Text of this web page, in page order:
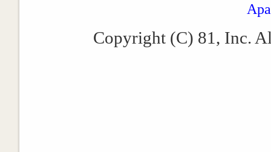
Copyright (C) 81, Inc.